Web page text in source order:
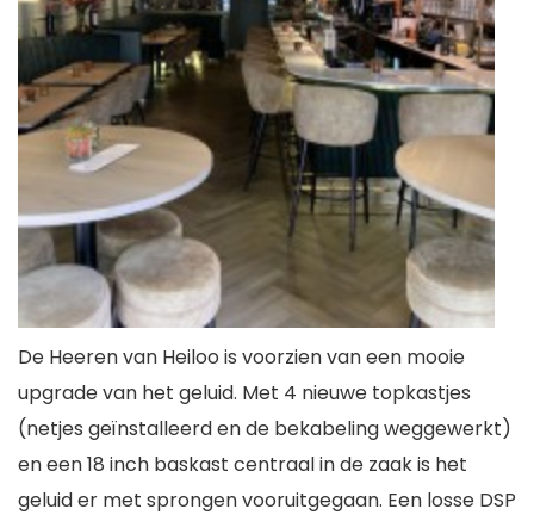
De Heeren van Heiloo is voorzien van een mooie
upgrade van het geluid. Met 4 nieuwe topkastjes
(netjes geïnstalleerd en de bekabeling weggewerkt)
en een 18 inch baskast centraal in de zaak is het
geluid er met sprongen vooruitgegaan. Een losse DSP